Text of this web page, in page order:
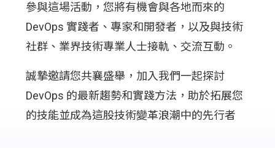
參與這場活動，您將有機會與各地而來的
DevOps 實踐者、專家和開發者，以及與技術
社群、業界技術專業人士接軌、交流互動。
誠摯邀請您共襄盛舉，加入我們一起探討
DevOps 的最新趨勢和實踐方法，助於拓展您
的技能並成為這股技術變革浪潮中的先行者